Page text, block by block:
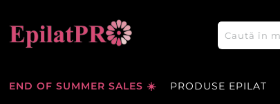
END OF SUMMER SALES ☀️ PRODUSE EPILAT